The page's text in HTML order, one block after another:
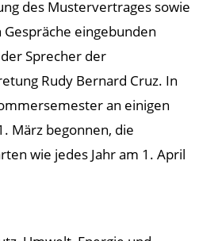
des Mustervertrages sowie
eingebunden
Sprecher der
Rudy Bernard Cruz. In
an einigen
März begonnen, die
wie jedes Jahr am 1. April